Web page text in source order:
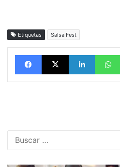
Etiquetas Salsa Fest
FacebookX LinkedIn